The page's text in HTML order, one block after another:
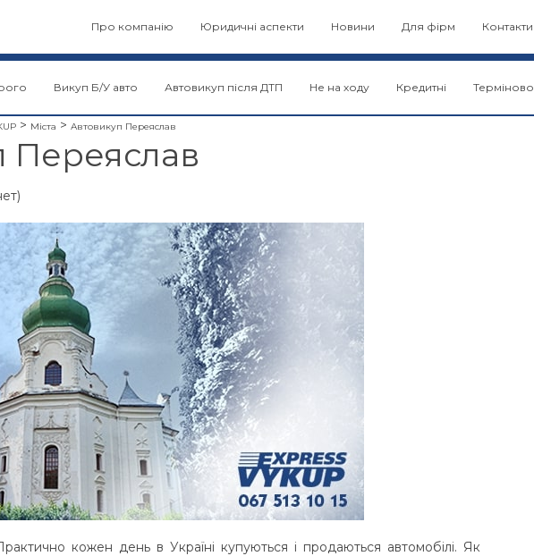
Про компанію Юридичні аспекти Новини Для фірм Контакти
Викуп Б/У авто Автовикуп після ДТП Не на ходу Кредитні Терміново
> Міста > Автовикуп Переяслав
Переяслав
кожен день в Україні купуються і продаються автомобілі. Як